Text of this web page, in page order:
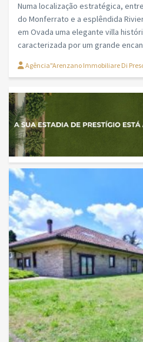
Numa localização estratégica,
do Monferrato e a esplêndida
em Ovada uma elegante villa
caracterizada por um grande
Agência"Arenzano Immobiliare Di